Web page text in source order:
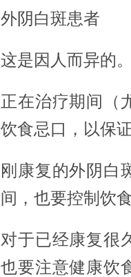
外阴白斑患者
这是因人而异的。
正在治疗期间（
饮食忌口，以保
刚康复的外阴白
间，也要控制饮
对于已经康复很
也要注意健康饮